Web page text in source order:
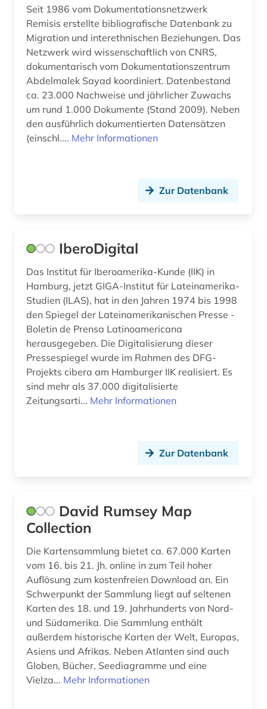
toxikologie (1)
umfrage (1)
umwelt (2)
universität (1)
vereinigte staaten (1)
vereinigte staaten von amerika (1)
verlagswesen (1)
vermögen (1)
verwaltungswissenschaft (1)
video (1)
vielfalt (1)
walfang (2)
weblog (1)
weeksville (1)
weltkrieg (1)
werkstoff material (1)
wirtschaft (2)
wirtschaftsrecht (1)
Seit 1986 vom Dokumentationsnetzwerk
Remisis erstellte bibliografische Datenbank zu
Migration und interethnischen Beziehungen. Das
Netzwerk wird wissenschaftlich von CNRS,
dokumentarisch vom Dokumentationszentrum
Abdelmalek Sayad koordiniert. Datenbestand
ca. 23.000 Nachweise und jährlicher Zuwachs
um rund 1.000 Dokumente (Stand 2009). Neben
den ausführlich dokumentierten Datensätzen
(einschl.... Mehr Informationen
Zur Datenbank
IberoDigital
Das Institut für Iberoamerika-Kunde (IIK) in
Hamburg, jetzt GIGA-Institut für Lateinamerika-
Studien (ILAS), hat in den Jahren 1974 bis 1998
den Spiegel der Lateinamerikanischen Presse -
Boletin de Prensa Latinoamericana
herausgegeben. Die Digitalisierung dieser
Pressespiegel wurde im Rahmen des DFG-
Projekts cibera am Hamburger IIK realisiert. Es
sind mehr als 37.000 digitalisierte
Zeitungsarti... Mehr Informationen
Zur Datenbank
David Rumsey Map
Collection
Die Kartensammlung bietet ca. 67.000 Karten
vom 16. bis 21. Jh. online in zum Teil hoher
Auflösung zum kostenfreien Download an. Ein
Schwerpunkt der Sammlung liegt auf seltenen
Karten des 18. und 19. Jahrhunderts von Nord-
und Südamerika. Die Sammlung enthält
außerdem historische Karten der Welt, Europas,
Asiens und Afrikas. Neben Atlanten sind auch
Globen, Bücher, Seediagramme und eine
Vielza... Mehr Informationen